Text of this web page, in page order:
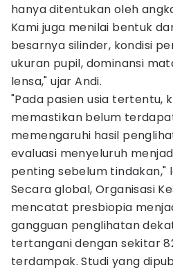
hanya ditentukan oleh
Kami juga menilai bentuk
besarnya silinder, kondisi
ukuran pupil, dominansi
lensa," ujar Andi.
"Pada pasien usia tertentu,
memastikan belum
memengaruhi hasil
evaluasi menyeluruh
penting sebelum tindakan,"
Secara global, Organisasi
mencatat presbiopia
gangguan penglihatan
tertangani dengan sekitar
terdampak. Studi yang